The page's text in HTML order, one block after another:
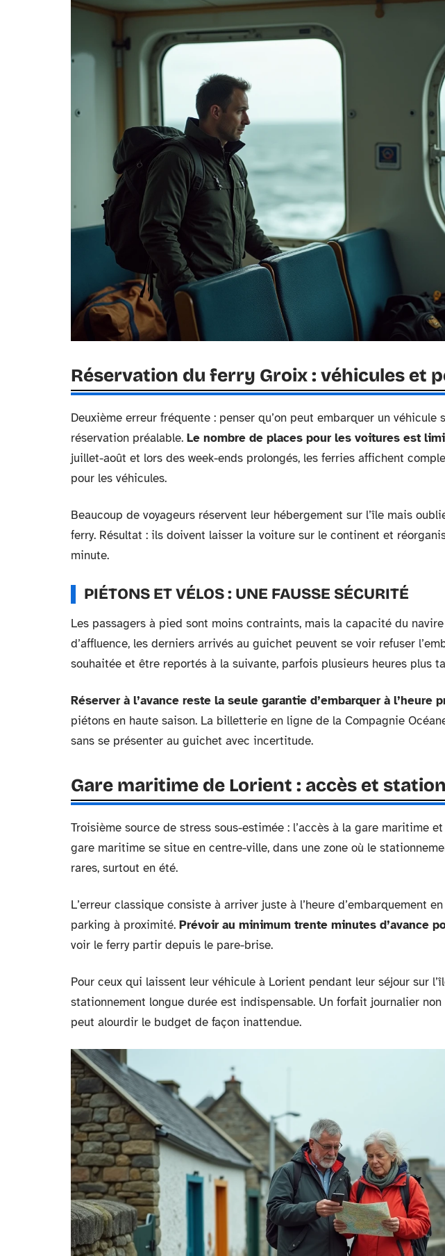
Réservation du ferry Groix : véhicules et
Deuxième erreur fréquente : penser qu’on peut embarquer un véhicule
réservation préalable. Le nombre de places pour les voitures est
juillet-août et lors des week-ends prolongés, les ferries affichent
pour les véhicules.
Beaucoup de voyageurs réservent leur hébergement sur l’île mais
ferry. Résultat : ils doivent laisser la voiture sur le continent et
minute.
PIÉTONS ET VÉLOS : UNE FAUSSE SÉCURITÉ
Les passagers à pied sont moins contraints, mais la capacité du
d’affluence, les derniers arrivés au guichet peuvent se voir refuser
souhaitée et être reportés à la suivante, parfois plusieurs heures plus
Réserver à l’avance reste la seule garantie d’embarquer à l’heure
piétons en haute saison. La billetterie en ligne de la Compagnie
sans se présenter au guichet avec incertitude.
Gare maritime de Lorient : accès et
Troisième source de stress sous-estimée : l’accès à la gare maritime
gare maritime se situe en centre-ville, dans une zone où le
rares, surtout en été.
L’erreur classique consiste à arriver juste à l’heure d’embarquement
parking à proximité. Prévoir au minimum trente minutes d’avance
voir le ferry partir depuis le pare-brise.
Pour ceux qui laissent leur véhicule à Lorient pendant leur séjour sur
stationnement longue durée est indispensable. Un forfait journalier
peut alourdir le budget de façon inattendue.